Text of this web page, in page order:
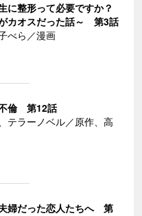
に整形って必要ですか？
カオスだった話～ 第3話
べら／漫画
不倫 第12話
テラーノベル／原作、高
夫婦だった恋人たちへ 第